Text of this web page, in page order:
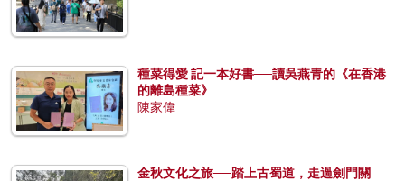
種菜得愛 記一本好書──讀吳燕青的《在香港
的離島種菜》
陳家偉
金秋文化之旅──踏上古蜀道，走過劍門關